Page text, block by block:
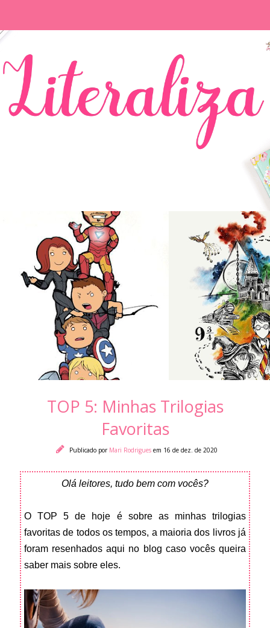
TOP 5: Minhas Trilogias
Favoritas
Publicado por Mari Rodrigues em 16 de dez. de 2020
Olá leitores, tudo bem com vocês?
O TOP 5 de hoje é sobre as minhas trilogias
favoritas de todos os tempos, a maioria dos livros já
foram resenhados aqui no blog caso vocês queira
saber mais sobre eles.